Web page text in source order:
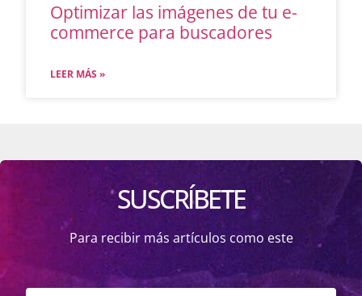
Optimizar las imágenes de tu e-
commerce para buscadores
LEER MÁS »
SUSCRÍBETE
Para recibir más artículos como este